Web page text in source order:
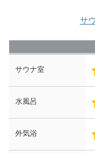
サ
サウナ室
水風呂
外気浴